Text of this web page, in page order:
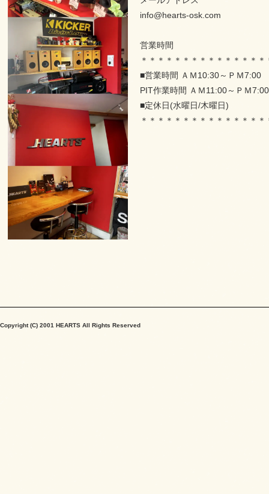
info@hearts-osk.com
営業時間
＊＊＊＊＊＊＊＊＊＊＊＊＊＊＊
■営業時間 ＡＭ10:30～ＰＭ7:00
PIT作業時間 ＡＭ11:00～ＰＭ7:00
■定休日(水曜日/木曜日)
＊＊＊＊＊＊＊＊＊＊＊＊＊＊＊
Copyright (C) 2001 HEARTS All Rights Reserved